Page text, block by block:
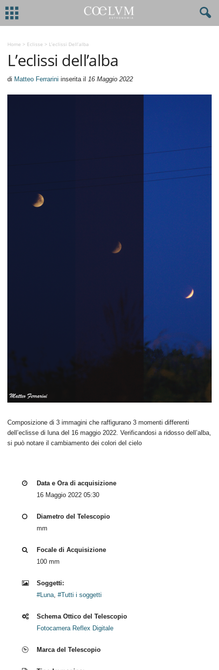
Home > Eclisse > L’eclissi Dell’alba
L’eclissi dell’alba
di Matteo Ferrarini inserita il 16 Maggio 2022
Composizione di 3 immagini che raffigurano 3 momenti differenti
dell’eclisse di luna del 16 maggio 2022. Verificandosi a ridosso dell’alba,
si può notare il cambiamento dei colori del cielo
Data e Ora di acquisizione
16 Maggio 2022 05:30
Diametro del Telescopio
mm
Focale di Acquisizione
100 mm
Soggetti:
#Luna #Tutti i soggetti
Schema Ottico del Telescopio
Fotocamera Reflex Digitale
Marca del Telescopio